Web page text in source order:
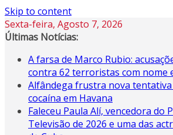
Skip to content
Sexta-feira, Agosto 7, 2026
Últimas Notícias:
A farsa de Marco Rubio:
contra 62 terroristas com nome
Alfândega frustra nova
cocaína em Havana
Faleceu Paula Alí, vencedora do
Televisão de 2026 e uma das